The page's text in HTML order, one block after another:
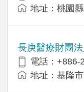
地址：桃園
長庚醫療財團
電話：+886-
地址：基隆